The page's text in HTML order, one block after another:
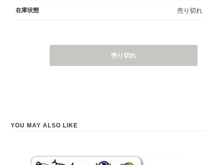
在庫状態 売り切れ
売り切れ
YOU MAY ALSO LIKE